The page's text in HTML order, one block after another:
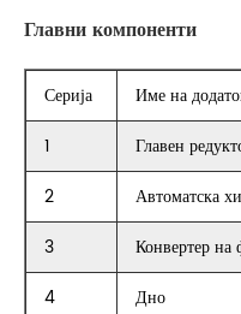
Главни компоненти
Серија Име на
1
Главен
2
Автоматска
3
Конвертер на
4
Дно